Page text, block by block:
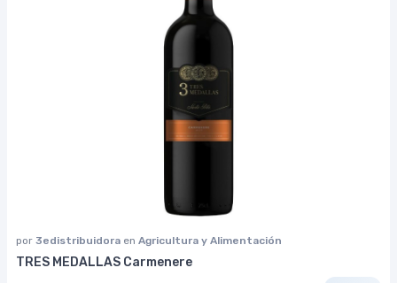
por 3edistribuidora en Agricultura y Alimentación
TRES MEDALLAS Carmenere